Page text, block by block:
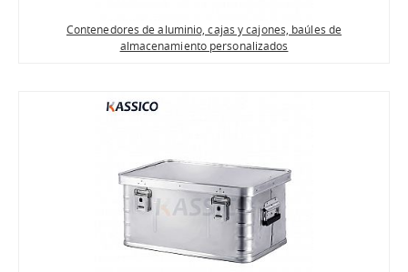
Contenedores de aluminio, cajas y cajones, baúles de
almacenamiento personalizados